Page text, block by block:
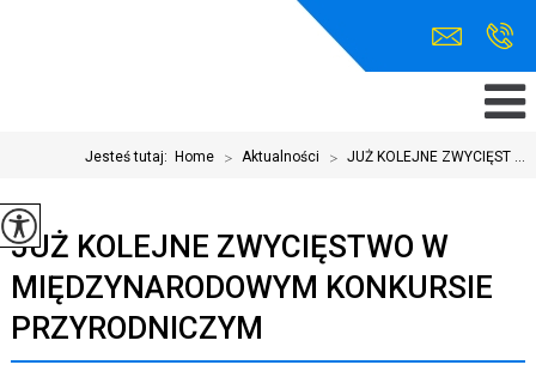
Jesteś tutaj: Home > Aktualności > JUŻ KOLEJNE ZWYCIĘST ...
JUŻ KOLEJNE ZWYCIĘSTWO W
MIĘDZYNARODOWYM KONKURSIE
PRZYRODNICZYM